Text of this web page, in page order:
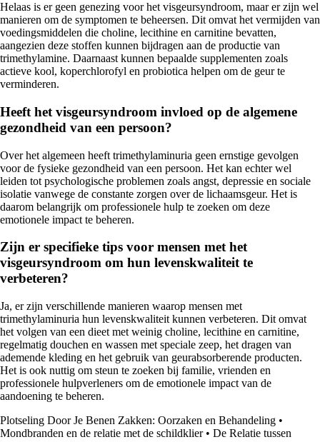
Helaas is er geen genezing voor het visgeursyndroom, maar er zijn wel
manieren om de symptomen te beheersen. Dit omvat het vermijden van
voedingsmiddelen die choline, lecithine en carnitine bevatten,
aangezien deze stoffen kunnen bijdragen aan de productie van
trimethylamine. Daarnaast kunnen bepaalde supplementen zoals
actieve kool, koperchlorofyl en probiotica helpen om de geur te
verminderen.
Heeft het visgeursyndroom invloed op de algemene
gezondheid van een persoon?
Over het algemeen heeft trimethylaminuria geen ernstige gevolgen
voor de fysieke gezondheid van een persoon. Het kan echter wel
leiden tot psychologische problemen zoals angst, depressie en sociale
isolatie vanwege de constante zorgen over de lichaamsgeur. Het is
daarom belangrijk om professionele hulp te zoeken om deze
emotionele impact te beheren.
Zijn er specifieke tips voor mensen met het
visgeursyndroom om hun levenskwaliteit te
verbeteren?
Ja, er zijn verschillende manieren waarop mensen met
trimethylaminuria hun levenskwaliteit kunnen verbeteren. Dit omvat
het volgen van een dieet met weinig choline, lecithine en carnitine,
regelmatig douchen en wassen met speciale zeep, het dragen van
ademende kleding en het gebruik van geurabsorberende producten.
Het is ook nuttig om steun te zoeken bij familie, vrienden en
professionele hulpverleners om de emotionele impact van de
aandoening te beheren.
Plotseling Door Je Benen Zakken: Oorzaken en Behandeling •
Mondbranden en de relatie met de schildklier• De Relatie tussen